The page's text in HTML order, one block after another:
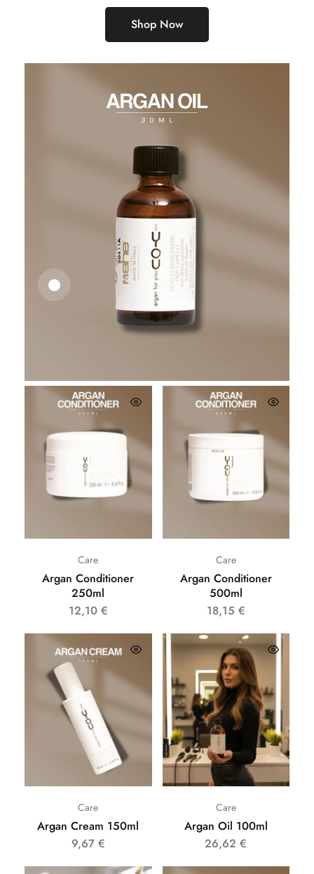
Shop Now
Care
Argan Conditioner
250ml
12,10 €
Care
Argan Conditioner
500ml
18,15 €
Care
Argan Cream 150ml
9,67 €
Care
Argan Oil 100ml
26,62€